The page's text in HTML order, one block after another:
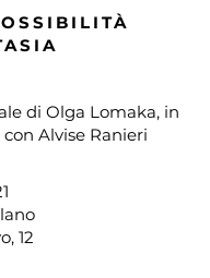
di Olga Lomaka, in
Alvise Ranieri
12